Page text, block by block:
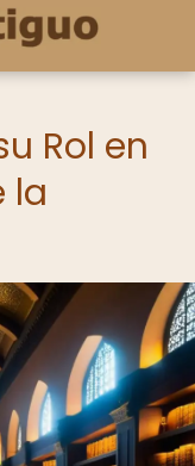
Rol en
la